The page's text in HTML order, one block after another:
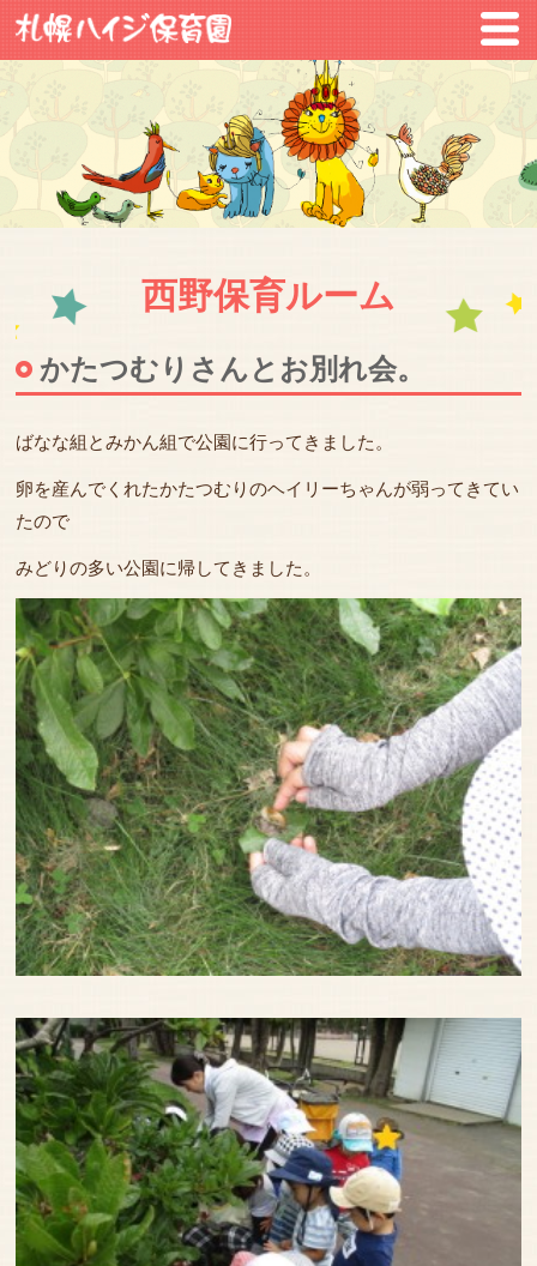
西野保育ルーム
かたつむりさんとお別れ会。
ばなな組とみかん組で公園に行ってきました。
卵を産んでくれたかたつむりのヘイリーちゃんが弱ってきてい
たので
みどりの多い公園に帰してきました。